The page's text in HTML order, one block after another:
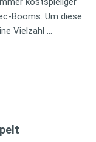
Booms. Um diese
Vielzahl …